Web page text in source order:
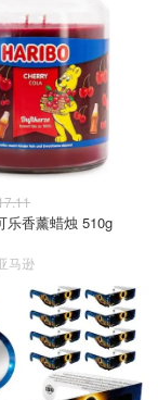
乐香薰蜡烛 510g
马逊